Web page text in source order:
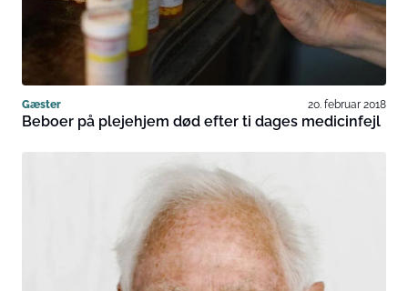
Gæster 20. februar 2018
Beboer på plejehjem død efter ti dages medicinfejl